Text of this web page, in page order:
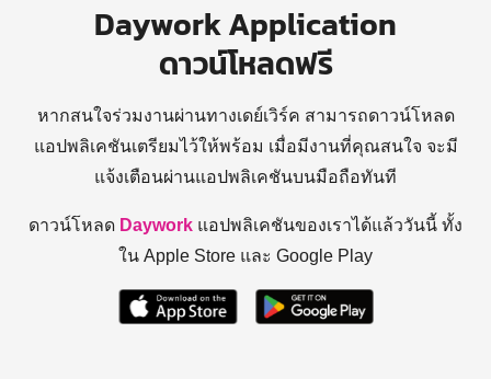
Daywork Application
ดาวน์โหลดฟรี
หากสนใจร่วมงานผ่านทางเดย์เวิร์ค สามารถดาวน์โหลด
แอปพลิเคชันเตรียมไว้ให้พร้อม เมื่อมีงานที่คุณสนใจ จะมี
แจ้งเตือนผ่านแอปพลิเคชันบนมือถือทันที
ดาวน์โหลด Daywork แอปพลิเคชันของเราได้แล้ววันนี้ ทั้ง
ใน Apple Store และ Google Play